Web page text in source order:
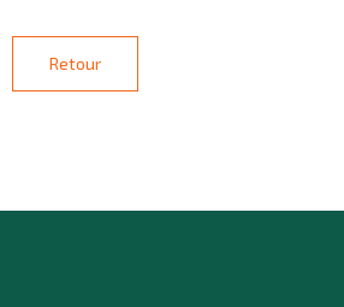
Retour